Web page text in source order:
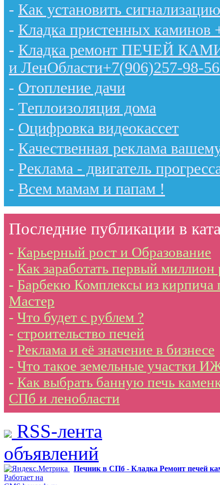
- Как установить
- Кладка пристенных каминов
- Кладка ремонт ПЕЧЕЙ
и ЛенОбласти+7(906)257-98-
- Отопление дачи
- Теплоизоляция дома
- Оцифровка видеокассет
- Качественная реклама
- Реклама - двигатель
- Всем мамам и папам !
Последние публикации в
- Карьерный рост и Образование
- Как заработать первый миллион
- Барбекю Комплексы из
Мастер
- Что будет с рублем ?
- строительство печей
- Реклама и её значение в бизнесе
- Что такое земельные участки
- Как выбрать банную печь
СПб и ленобласти
RSS-лента
объявлений
Печник в СПб - Кладка Ремонт печей
Работает на